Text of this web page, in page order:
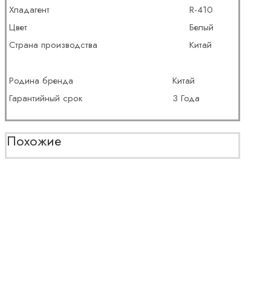
Хладагент
R-410
Цвет
Белый
Страна производства
Китай
Родина бренда
Китай
Гарантийный срок
3 Года
Похожие